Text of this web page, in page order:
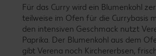
Für das Curry wird ein Blumenkohl
teilweise im Ofen für die Currybasis
den intensiven Geschmack nutzt
Paprika. Der Blumenkohl aus dem
gibt Verena noch Kirchererbsen,